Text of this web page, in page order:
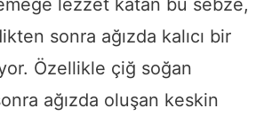
sonra ağızda kalıcı bir
Özellikle çiğ soğan
ağızda oluşan keskin